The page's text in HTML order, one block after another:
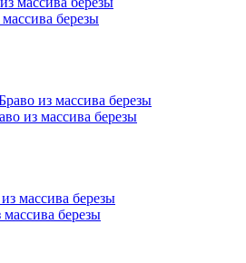
березы
из массива березы
березы